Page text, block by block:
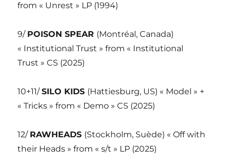
from « Unrest » LP (1994)
9/ POISON SPEAR (Montréal, Canada)
« Institutional Trust » from « Institutional
Trust » CS (2025)
10+11/SILO KIDS (Hattiesburg, US) « Model » +
« Tricks » from « Demo » CS (2025)
12/ RAWHEADS (Stockholm, Suède) « Off with
their Heads » from « s/t » LP (2025)